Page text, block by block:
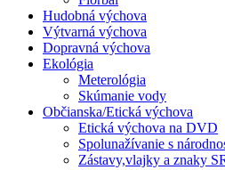
Hudobná výchova
Výtvarná výchova
Dopravná výchova
Ekológia
Meterológia
Skúmanie vody
Občianska/Etická výchova
Etická výchova na DVD
Spolunažívanie s
Zástavy,vlajky a znaky